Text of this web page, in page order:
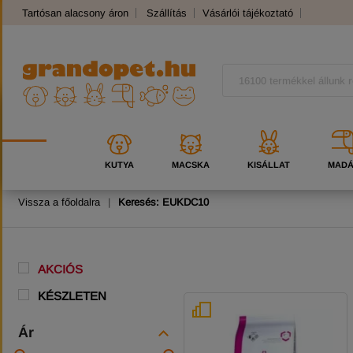
Tartósan alacsony áron Szállítás Vásárlói tájékoztató
KUTYA MACSKA KISÁLLAT
Vissza a főoldalra | Keresés: EUKDC10
AKCIÓS
KÉSZLETEN
Ár